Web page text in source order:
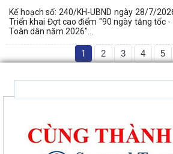
Kế hoạch số: 240/KH-UBND ngày 28/7/
Triển khai Đợt cao điểm "90 ngày tăng tốc
Toàn dân năm 2026"...
1 2 3 4 5